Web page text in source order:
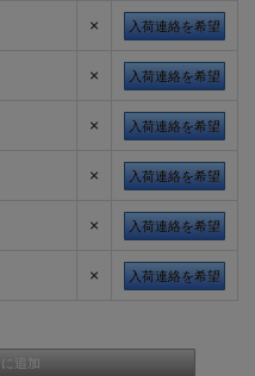
× 入荷連絡を希望
× 入荷連絡を希望
× 入荷連絡を希望
× 入荷連絡を希望
× 入荷連絡を希望
× 入荷連絡を希望